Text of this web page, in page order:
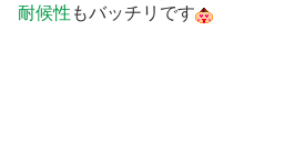
耐候性 もバッチリです